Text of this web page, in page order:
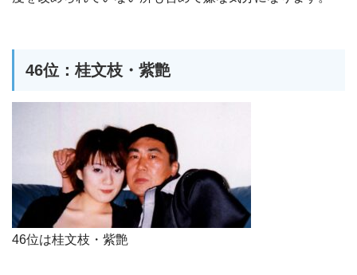
46位：桂文枝・紫艶
46位は桂文枝・紫艶